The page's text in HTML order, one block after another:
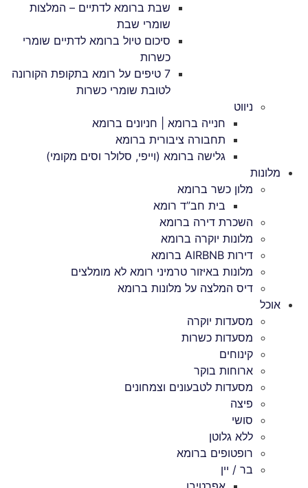
שבת ברומא לדתיים – המלצות
שומרי שבת
סיכום טיול ברומא לדתיים שומרי
כשרות
7 טיפים על רומא בתקופת הקורונה
לטובת שומרי כשרות
ניווט
חנייה ברומא | חניונים ברומא
תחבורה ציבורית ברומא
גלישה ברומא (וייפי, סלולר וסים מקומי)
מלונות
מלון כשר ברומא
בית חב”ד רומא
השכרת דירה ברומא
מלונות יוקרה ברומא
דירות AIRBNB ברומא
מלונות באיזור טרמיני רומא לא מומלצים
דיס המלצה על מלונות ברומא
אוכל
מסעדות יוקרה
מסעדות כשרות
קינוחים
ארוחות בוקר
מסעדות לטבעונים וצמחונים
פיצה
סושי
ללא גלוטן
רופטופים ברומא
בר / יין